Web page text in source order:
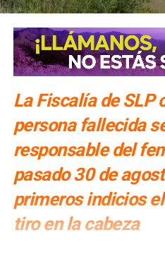
La Fiscalía de SLP
persona fallecida
responsable del
pasado 30 de
primeros indicios
tiro en la cabeza